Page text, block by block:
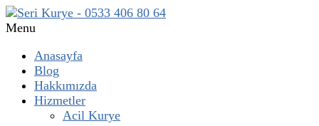
Menu
Anasayfa
Blog
Hakkımızda
Hizmetler
Acil Kurye